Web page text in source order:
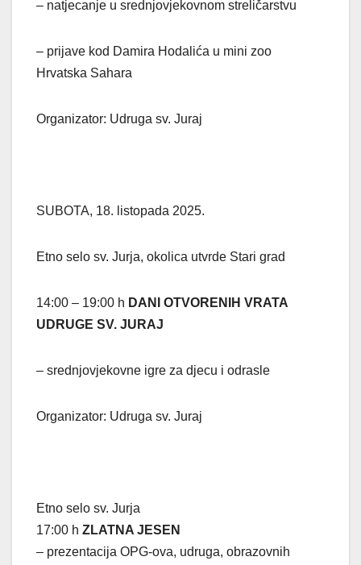
– natjecanje u srednjovjekovnom streličarstvu
– prijave kod Damira Hodalića u mini zoo
Hrvatska Sahara
Organizator: Udruga sv. Juraj
SUBOTA, 18. listopada 2025.
Etno selo sv. Jurja, okolica utvrde Stari grad
14:00 – 19:00 h DANI OTVORENIH VRATA
UDRUGE SV. JURAJ
– srednjovjekovne igre za djecu i odrasle
Organizator: Udruga sv. Juraj
Etno selo sv. Jurja
17:00 h ZLATNA JESEN
– prezentacija OPG-ova, udruga, obrazovnih